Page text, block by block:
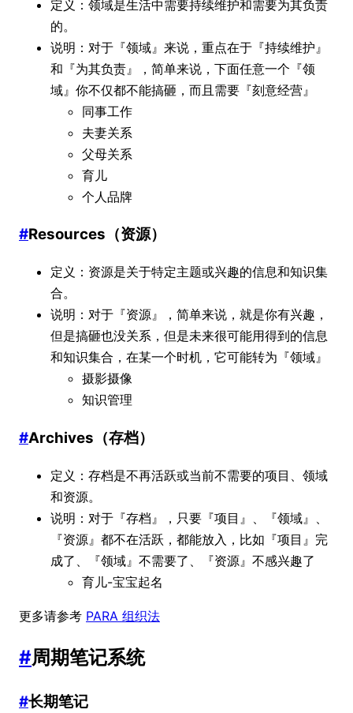
定义：领域是生活中需要持续维护和需要为其负责
的。
说明：对于『领域』来说，重点在于『持续维护』
和『为其负责』，简单来说，下面任意一个『领
域』你不仅都不能搞砸，而且需要『刻意经营』
同事工作
夫妻关系
父母关系
育儿
个人品牌
#Resources（资源）
定义：资源是关于特定主题或兴趣的信息和知识集
合。
说明：对于『资源』，简单来说，就是你有兴趣，
但是搞砸也没关系，但是未来很可能用得到的信息
和知识集合，在某一个时机，它可能转为『领域』
摄影摄像
知识管理
#Archives（存档）
定义：存档是不再活跃或当前不需要的项目、领域
和资源。
说明：对于『存档』，只要『项目』、『领域』、
『资源』都不在活跃，都能放入，比如『项目』完
成了、『领域』不需要了、『资源』不感兴趣了
育儿-宝宝起名
更多请参考 PARA 组织法
#周期笔记系统
#长期笔记